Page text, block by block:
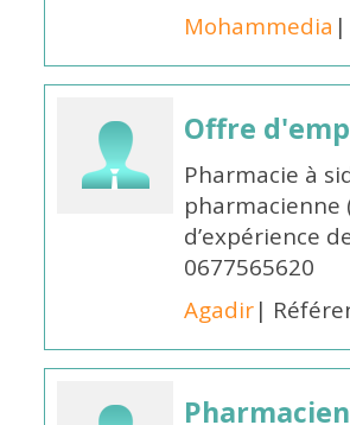
Mohammedia
Offre
Pharmacie à
pharmacienne
d’expérience
0677565620
Agadir|